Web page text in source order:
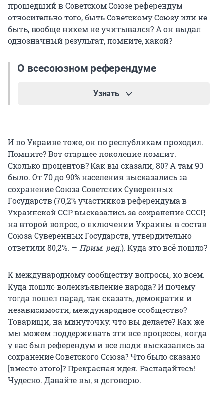
прошедший в Советском Союзе референдум
относительно того, быть Советскому Союзу или не
быть, вообще никем не учитывался? А он выдал
однозначный результат, помните, какой?
О всесоюзном референдуме
Узнать
приняли участие 148 574 606 человек, или 80,03%
от общего числа избирателей. Из них 113 512 812
человек (76,4%) ответили на вопрос
референдума утвердительно, 32 303 977 (21,7%) —
отрицательно.
И по Украине тоже, он по республикам проходил.
Помните? Вот старшее поколение помнит.
Сколько процентов? Как вы сказали, 80? А там 90
было. От 70 до 90% населения высказались за
сохранение Союза Советских Суверенных
Государств (70,2% участников референдума в
Украинской ССР высказались за сохранение СССР,
на второй вопрос, о включении Украины в состав
Союза Суверенных Государств, утвердительно
ответили 80,2%. — Прим. ред.). Куда это всё пошло?
К международному сообществу вопросы, ко всем.
Куда пошло волеизъявление народа? И почему
тогда пошел парад, так сказать, демократии и
независимости, международное сообщество?
Товарищи, на минуточку: что вы делаете? Как же
мы можем поддерживать эти все процессы, когда
у вас был референдум и все люди высказались за
сохранение Советского Союза? Что было сказано
[вместо этого]? Прекрасная идея. Распадайтесь!
Чудесно. Давайте вы, я договорю.